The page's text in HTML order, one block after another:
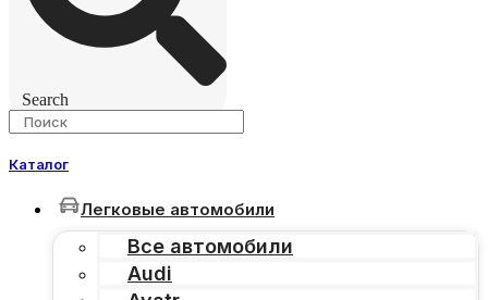
Search
Каталог
Легковые автомобили
Все автомобили
Audi